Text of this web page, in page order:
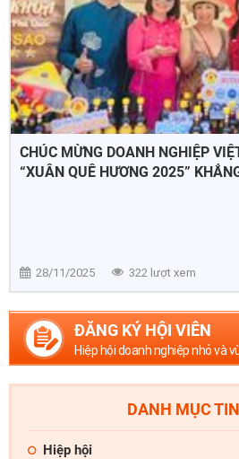
CHÚC MỪNG DOANH NGHIỆP
“XUÂN QUÊ HƯƠNG 2025”
28/11/2025 322 lượt xem
ĐĂNG KÝ HỘI VIÊN
Hiệp hội doanh nghiệp nhỏ và
DANH MỤC
Hiệp hội